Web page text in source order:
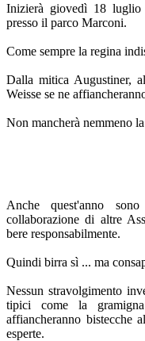
Inizierà giovedì 18
presso il parco Marconi.
Come sempre la regina
Dalla mitica Augustiner,
Weisse se ne
Non mancherà nemmeno
Anche quest'anno
collaborazione di altre
bere responsabilmente.
Quindi birra sì ... ma
Nessun stravolgimento
tipici come la
affiancheranno bistecche
esperte.